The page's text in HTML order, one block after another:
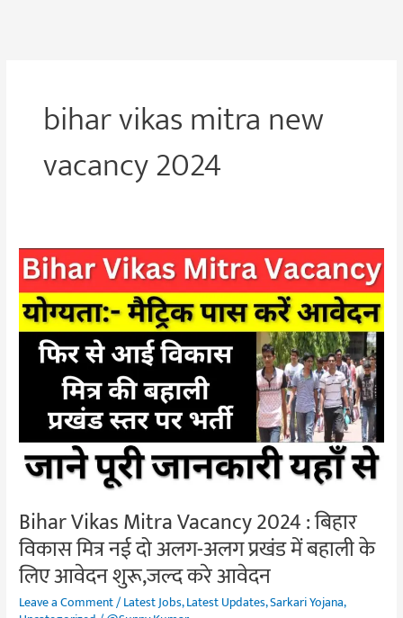
bihar vikas mitra new
vacancy 2024
Bihar Vikas Mitra Vacancy 2024 : बिहार
विकास मित्र नई दो अलग-अलग प्रखंड में बहाली के
लिए आवेदन शुरू,जल्द करे आवेदन
Leave a Comment/Latest Jobs,Latest Updates,Sarkari Yojana,
Bihar
Vikas
Mitra
Vacancy
2024
विकास
मित्र
नई
अलग
प्रखंड
में
बहाली